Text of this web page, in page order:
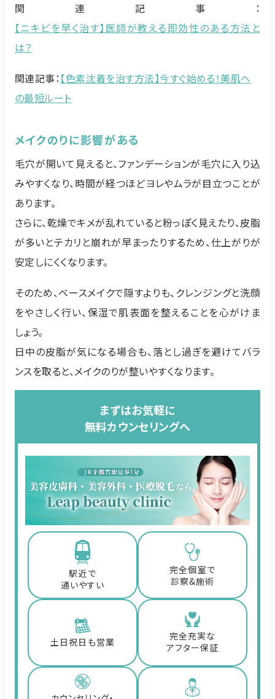
関連記事：
【ニキビを早く治す】医師が教える即効性のある方法と
は？
関連記事：【色素沈着を治す方法】今すぐ始める！美肌へ
の最短ルート
メイクのりに影響がある
毛穴が開いて見えると、ファンデーションが毛穴に入り込
みやすくなり、時間が経つほどヨレやムラが目立つことが
あります。
さらに、乾燥でキメが乱れていると粉っぽく見えたり、皮脂
が多いとテカリと崩れが早まったりするため、仕上がりが
安定しにくくなります。
そのため、ベースメイクで隠すよりも、クレンジングと洗顔
をやさしく行い、保湿で肌表面を整えることを心がけま
しょう。
日中の皮脂が気になる場合も、落とし過ぎを避けてバラ
ンスを取ると、メイクのりが整いやすくなります。
まずはお気軽に
無料カウンセリングへ
駅近で
通いやすい
完全個室で
診察&施術
土日祝日も営業
完全充実な
アフター保証